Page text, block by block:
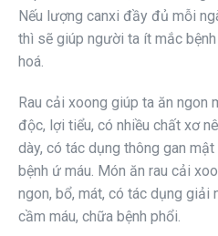
Nếu lượng canxi đầy đủ mỗi
thì sẽ giúp người ta ít mắc
hoá.
Rau cải xoong giúp ta ăn ngon
độc, lợi tiểu, có nhiều chất xơ
dày, có tác dụng thông gan
bệnh ứ máu. Món ăn rau cải
ngon, bổ, mát, có tác dụng giải
cầm máu, chữa bệnh phổi.